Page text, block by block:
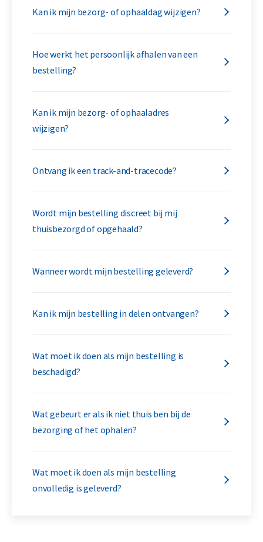
Kan ik mijn bezorg- of ophaaldag wijzigen?
Hoe werkt het persoonlijk afhalen van een
bestelling?
Kan ik mijn bezorg- of ophaaladres
wijzigen?
Ontvang ik een track-and-tracecode?
Wordt mijn bestelling discreet bij mij
thuisbezorgd of opgehaald?
Wanneer wordt mijn bestelling geleverd?
Kan ik mijn bestelling in delen ontvangen?
Wat moet ik doen als mijn bestelling is
beschadigd?
Wat gebeurt er als ik niet thuis ben bij de
bezorging of het ophalen?
Wat moet ik doen als mijn bestelling
onvolledig is geleverd?